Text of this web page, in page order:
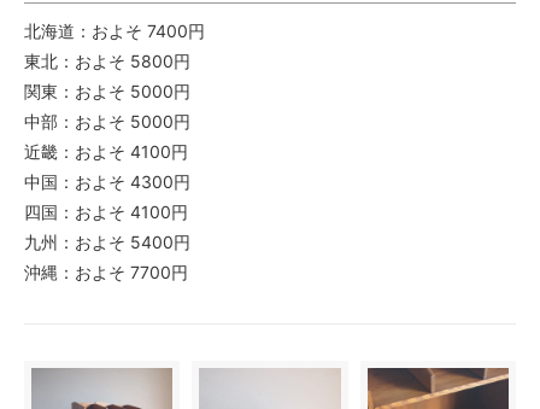
北海道：およそ 7400円
東北：およそ 5800円
関東：およそ 5000円
中部：およそ 5000円
近畿：およそ 4100円
中国：およそ 4300円
四国：およそ 4100円
九州：およそ 5400円
沖縄：およそ 7700円